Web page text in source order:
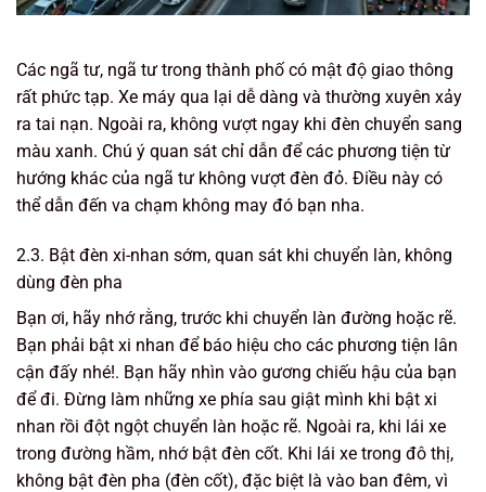
Các ngã tư, ngã tư trong thành phố có mật độ giao thông
rất phức tạp. Xe máy qua lại dễ dàng và thường xuyên xảy
ra tai nạn. Ngoài ra, không vượt ngay khi đèn chuyển sang
màu xanh. Chú ý quan sát chỉ dẫn để các phương tiện từ
hướng khác của ngã tư không vượt đèn đỏ. Điều này có
thể dẫn đến va chạm không may đó bạn nha.
2.3. Bật đèn xi-nhan sớm, quan sát khi chuyển làn, không
dùng đèn pha
Bạn ơi, hãy nhớ rằng, trước khi chuyển làn đường hoặc rẽ.
Bạn phải bật xi nhan để báo hiệu cho các phương tiện lân
cận đấy nhé!. Bạn hãy nhìn vào gương chiếu hậu của bạn
để đi. Đừng làm những xe phía sau giật mình khi bật xi
nhan rồi đột ngột chuyển làn hoặc rẽ. Ngoài ra, khi lái xe
trong đường hầm, nhớ bật đèn cốt. Khi lái xe trong đô thị,
không bật đèn pha (đèn cốt), đặc biệt là vào ban đêm, vì